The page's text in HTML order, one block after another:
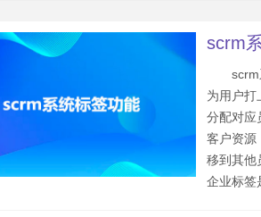
scrm
scrm系
为用户打
分配对应
客户资源
移到其
企业标签